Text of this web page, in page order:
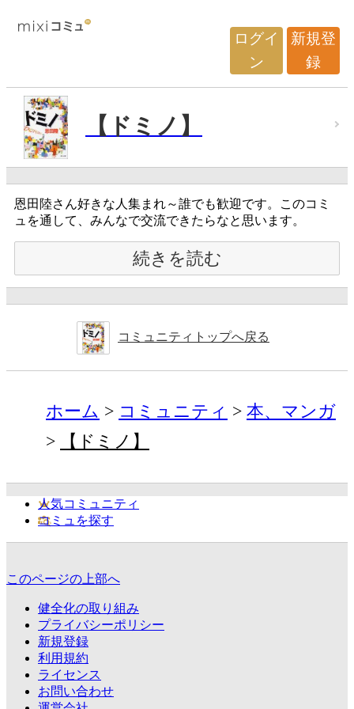
ログイ
ン
新規登
録
【ドミノ】
恩田陸さん好きな人集まれ～誰でも歓迎です。このコミ
ュを通して、みんなで交流できたらなと思います。
続きを読む
コミュニティトップへ戻る
ホーム コミュニティ
本、マンガ
【ドミノ】
人気コミュニティ
コミュを探す
このページの上部へ
健全化の取り組み
プライバシーポリシー
新規登録
利用規約
ライセンス
お問い合わせ